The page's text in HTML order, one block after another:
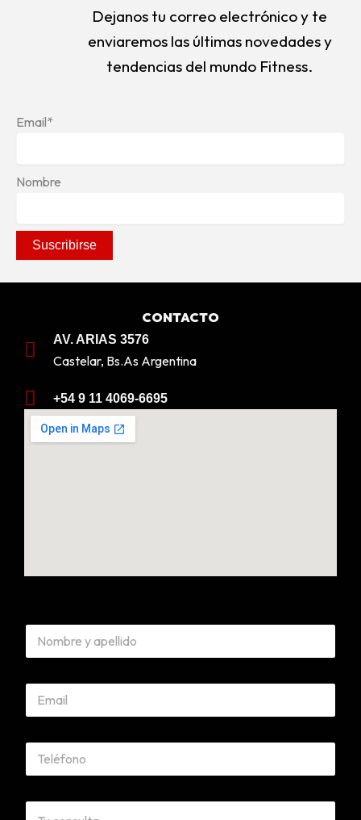
Dejanos tu correo electrónico y te
enviaremos las últimas novedades y
tendencias del mundo Fitness.
Email*
Nombre
CONTACTO
AV. ARIAS 3576
Castelar, Bs.As Argentina
+54 9 11 4069-6695